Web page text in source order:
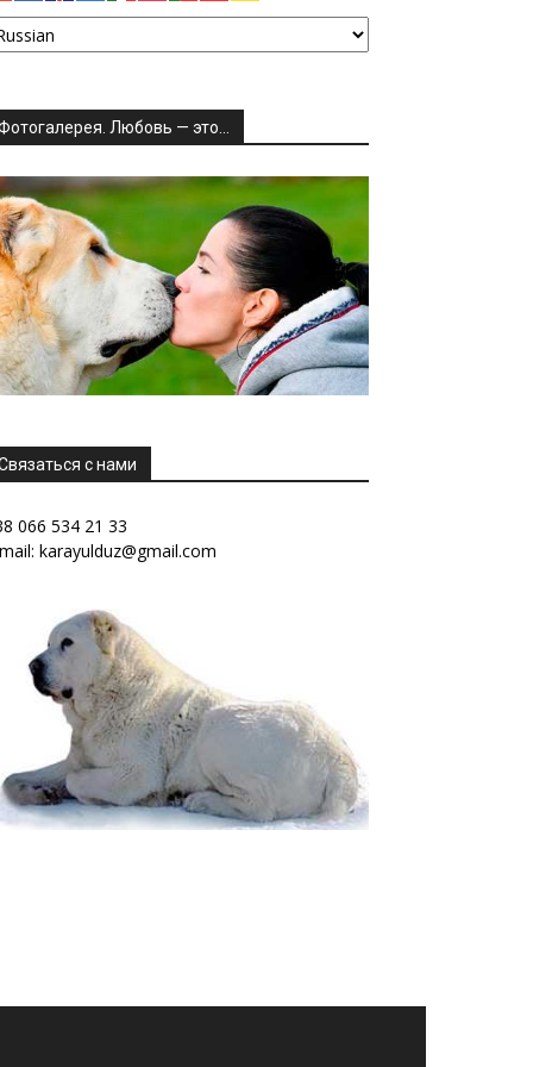
Любовь — это…
с нами
066 534 21 33
karayulduz@gmail.com